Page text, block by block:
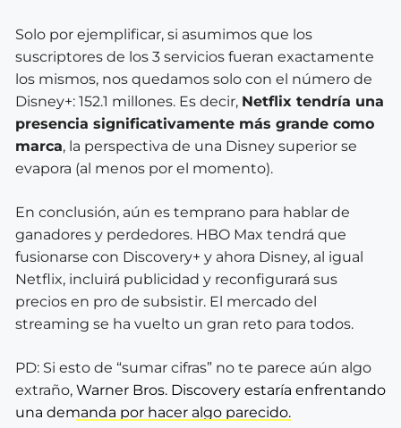
Solo por ejemplificar, si asumimos que los
suscriptores de los 3 servicios fueran exactamente
los mismos, nos quedamos solo con el número de
Disney+: 152.1 millones. Es decir, Netflix tendría una
presencia significativamente más grande como
marca, la perspectiva de una Disney superior se
evapora (al menos por el momento).
En conclusión, aún es temprano para hablar de
ganadores y perdedores. HBO Max tendrá que
fusionarse con Discovery+ y ahora Disney, al igual
Netflix, incluirá publicidad y reconfigurará sus
precios en pro de subsistir. El mercado del
streaming se ha vuelto un gran reto para todos.
PD: Si esto de “sumar cifras” no te parece aún algo
extraño, Warner Bros. Discovery estaría enfrentando
una demanda por hacer algo parecido.